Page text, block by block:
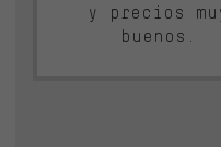
y precios
buenos.